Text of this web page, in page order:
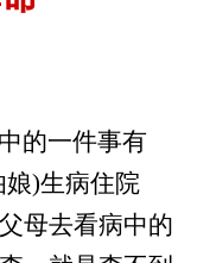
的一件事有
娘)生病住院
母去看病中的